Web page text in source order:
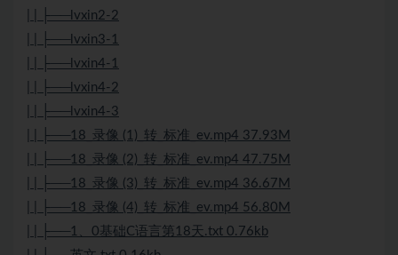
| | ├──lvxin2-2
| | ├──lvxin3-1
| | ├──lvxin4-1
| | ├──lvxin4-2
| | ├──lvxin4-3
| | ├──18_录像 (1)_转_标准_ev.mp4 37.93M
| | ├──18_录像 (2)_转_标准_ev.mp4 47.75M
| | ├──18_录像 (3)_转_标准_ev.mp4 36.67M
| | ├──18_录像 (4)_转_标准_ev.mp4 56.80M
| | ├──1、0基础C语言第18天.txt 0.76kb